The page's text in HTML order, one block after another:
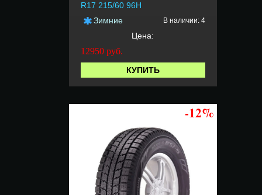
R17 215/60 96H
Зимние
В наличии: 4
Цена:
12950 руб.
КУПИТЬ
-12%